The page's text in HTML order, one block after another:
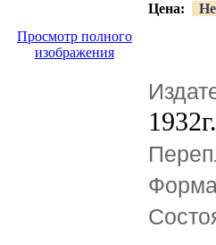
Просмотр полного
изображения
Цена:
1932г.